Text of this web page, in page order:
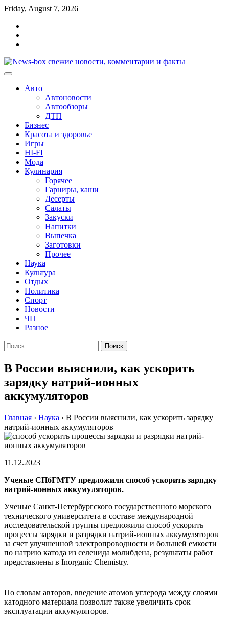
Перейти
содержимому
Friday, August 7, 2026
Авто
Автоновости
Автообзоры
ДТП
Бизнес
Красота и здоровье
Игры
HI-FI
Мода
Кулинария
Горячее
Гарниры, каши
Десерты
Салаты
Закуски
Напитки
Выпечка
Заготовки
Прочее
Наука
Культура
Отдых
Политика
Спорт
Новости
ЧП
Разное
Найти:
В России выяснили, как ускорить
зарядку натрий-ионных
аккумуляторов
Главная › Наука › В России выяснили, как ускорить зарядку
натрий-ионных аккумуляторов
11.12.2023
Ученые СПбГМТУ предложили способ ускорить зарядку
натрий-ионных аккумуляторов.
Ученые Санкт-Петербургского государственного морского
технического университета в составе международной
исследовательской группы предложили способ ускорить
процессы зарядки и разрядки натрий-ионных аккумуляторов
за счет улучшенной электропроводности и большей емкости
по натрию катода из селенида молибдена, результаты работ
представлены в Inorganic Chemistry.
По словам авторов, введение атомов углерода между слоями
катодного материала позволит также увеличить срок
эксплуатации аккумуляторов.